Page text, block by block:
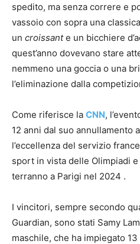
spedito, ma senza correre e
vassoio con sopra una
un croissante un bicchiere
quest’anno dovevano stare
nemmeno una goccia o una
l’eliminazione dalla
Come riferisce la CNN,
12 anni dal suo annullamento
l’eccellenza del servizio
sport in vista delle Olimpiadi
terranno a Parigi nel 2024 .
I vincitori, sempre secondo
Guardian, sono stati Samy
maschile, che ha impiegato